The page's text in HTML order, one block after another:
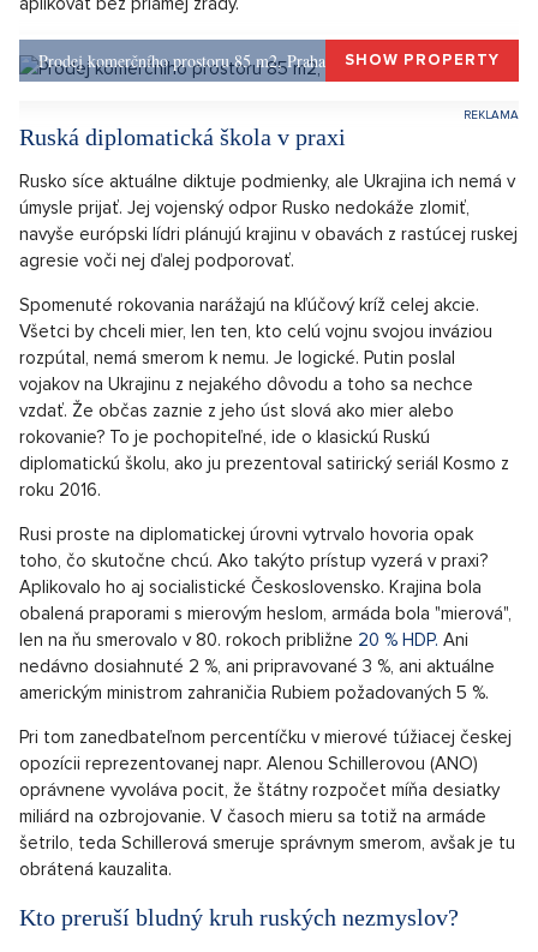
O tomto najstrašnejšom dopade ukrajinskej vojny v podobe
stoviek tisíc zmaraných ľudských životov ostatne často hovorí
pre vyjednávača Trumpovho formátu nebude problém vojnu
rýchlo ukončiť.
Jedinou cestou k tomuto cieľu však bola zrada Ukrajiny v
podobe ukončenia vojenskej pomoci. K podobnému kroku by
potom USA museli prinútiť aj ostatných ukrajinských
spojencov. Vojna s Ruskom by potom stratila cenu a Rusi by si
nadiktovale podmienky. Trump sa však pokúsil tento recept
aplikovať bez priamej zrady.
Prodej komerčního prostoru 85 m2, Praha 1, Praha 1SHOW PROPERTY
Ruská diplomatická škola v praxi
Rusko síce aktuálne diktuje podmienky, ale Ukrajina ich nemá v
úmysle prijať. Jej vojenský odpor Rusko nedokáže zlomiť,
navyše európski lídri plánujú krajinu v obavách z rastúcej ruskej
agresie voči nej ďalej podporovať.
Spomenuté rokovania narážajú na kľúčový kríž celej akcie.
Všetci by chceli mier, len ten, kto celú vojnu svojou inváziou
rozpútal, nemá smerom k nemu. Je logické. Putin poslal
vojakov na Ukrajinu z nejakého dôvodu a toho sa nechce
vzdať. Že občas zaznie z jeho úst slová ako mier alebo
rokovanie? To je pochopiteľné, ide o klasickú Ruskú
diplomatickú školu, ako ju prezentoval satirický seriál Kosmo z
roku 2016.
Rusi proste na diplomatickej úrovni vytrvalo hovoria opak
toho, čo skutočne chcú. Ako takýto prístup vyzerá v praxi?
obalená praporami s mierovým heslom, armáda bola "mierová",